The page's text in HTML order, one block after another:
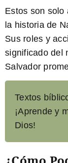
Estos son solo
la historia de
Sus roles y
significado del
Salvador
Textos
¡Aprende y
Dios!